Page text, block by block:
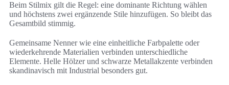
Beim Stilmix gilt die Regel: eine dominante Richtung wählen
und höchstens zwei ergänzende Stile hinzufügen. So bleibt das
Gesamtbild stimmig.
Gemeinsame Nenner wie eine einheitliche Farbpalette oder
wiederkehrende Materialien verbinden unterschiedliche
Elemente. Helle Hölzer und schwarze Metallakzente verbinden
skandinavisch mit Industrial besonders gut.